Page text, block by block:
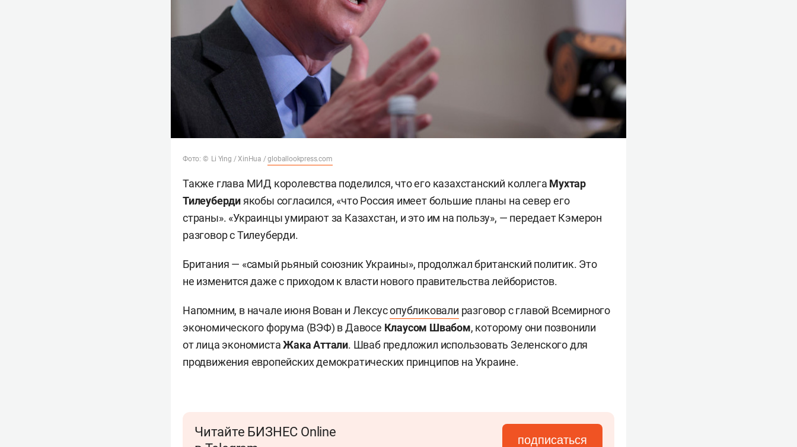
Фото: © Li Ying / XinHua /globallookpress.com
Также глава МИД королевства поделился, что его казахстанский коллега Мухтар
Тилеуберди якобы согласился, «что Россия имеет большие планы на север его
страны». «Украинцы умирают за Казахстан, и это им на пользу», — передает Кэмерон
разговор с Тилеуберди.
Британия — «самый рьяный союзник Украины», продолжал британский политик. Это
не изменится даже с приходом к власти нового правительства лейбористов.
Напомним, в начале июня Вован и Лексусопубликовали разговор с главой Всемирного
экономического форума (ВЭФ) в Давосе Клаусом Швабом, которому они позвонили
от лица экономистаЖака Аттали. Шваб предложил использовать Зеленского для
продвижения европейских демократических принципов на Украине.
Читайте БИЗНЕС Online
подписаться